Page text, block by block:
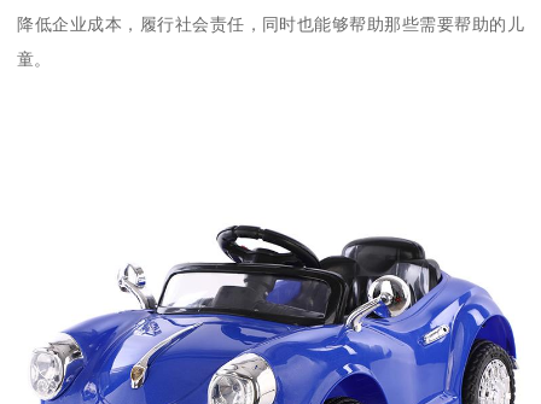
降低企业成本，履行社会责任，同时也能够帮助那些需要帮助的儿
童。